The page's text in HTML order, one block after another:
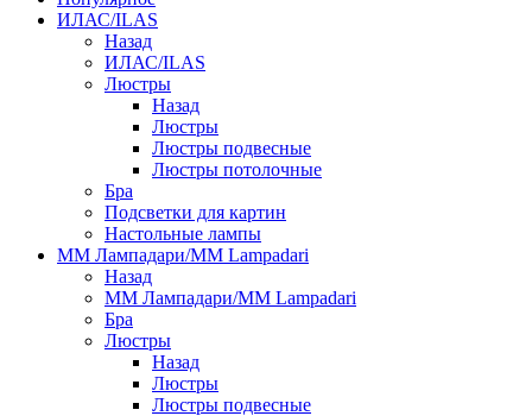
ИЛАС/ILAS
Назад
ИЛАС/ILAS
Люстры
Назад
Люстры
Люстры подвесные
Люстры потолочные
Бра
Подсветки для картин
Настольные лампы
ММ Лампадари/MM Lampadari
Назад
ММ Лампадари/MM Lampadari
Бра
Люстры
Назад
Люстры
Люстры подвесные